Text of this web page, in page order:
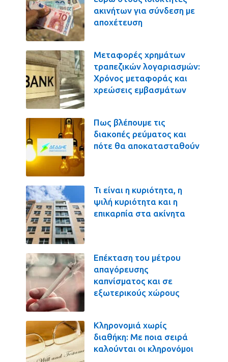
ακινήτων για σύνδεση με
αποχέτευση
Μεταφορές χρημάτων
τραπεζικών λογαριασμών:
Χρόνος μεταφοράς και
χρεώσεις εμβασμάτων
Πως βλέπουμε τις
διακοπές ρεύματος και
πότε θα αποκατασταθούν
Τι είναι η κυριότητα, η
ψιλή κυριότητα και η
επικαρπία στα ακίνητα
Επέκταση του μέτρου
απαγόρευσης
καπνίσματος και σε
εξωτερικούς χώρους
Κληρονομιά χωρίς
διαθήκη: Με ποια σειρά
καλούνται οι κληρονόμοι